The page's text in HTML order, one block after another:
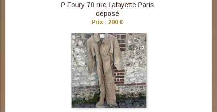
Consulter
cette pièce
P Foury 70 rue Lafayette Paris
déposé
Prix : 290 €